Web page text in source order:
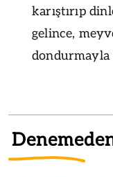
karıştırıp
gelince,
dondurmayla